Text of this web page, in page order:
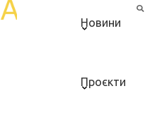
Новини
Проєкти